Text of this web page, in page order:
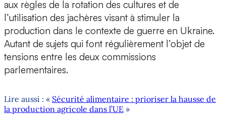
aux règles de la rotation des cultures et de
l’utilisation des jachères visant à stimuler la
production dans le contexte de guerre en Ukraine.
Autant de sujets qui font régulièrement l’objet de
tensions entre les deux commissions
parlementaires.
Lire aussi : « Sécurité alimentaire : prioriser la hausse de
la production agricole dans l’UE »